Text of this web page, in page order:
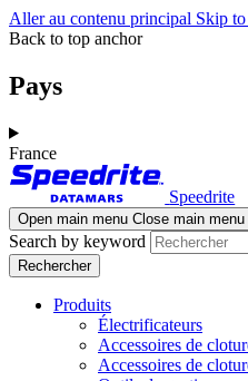
Aller au contenu principal Skip
Back to top anchor
Pays
France
Speedrite
Open main menu Close main menu
Search by keyword
Produits
Électrificateurs
Accessoires de
Accessoires de